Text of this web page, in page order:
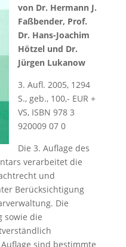
von Dr. Hermann J.
Faßbender, Prof.
Dr. Hans-Joachim
Hötzel und Dr.
Jürgen Lukanow
3. Aufl. 2005, 1294
S., geb., 100,- EUR +
VS, ISBN 978 3
920009 07 0
Die 3. Auflage des
verarbeitet die
und
Berücksichtigung
Die
sowie die
sind bestimmte